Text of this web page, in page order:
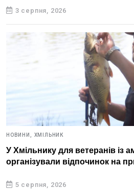
3 серпня, 2026
НОВИНИ, ХМІЛЬНИК
У Хмільнику для ветеранів із
організували відпочинок на
5 серпня, 2026